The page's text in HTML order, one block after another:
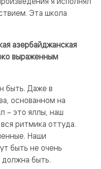
Эта школа
азербайджанская
выраженным
быть. Даже в
основанном на
– это яллы, наш
ритмика оттуда.
Наши
быть не очень
должна быть.